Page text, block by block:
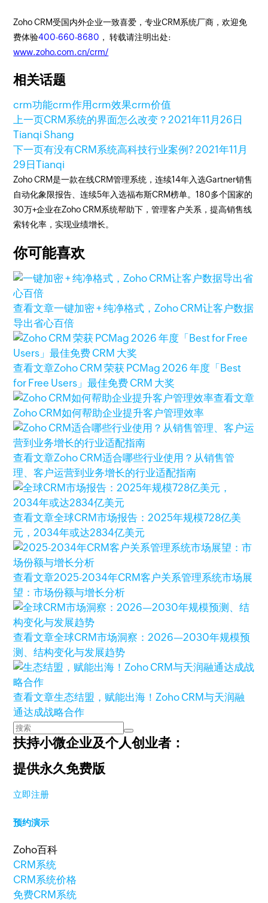
Zoho CRM受国内外企业一致喜爱，专业CRM系统厂商，欢迎免
费体验400-660-8680 ， 转载请注明出处:
www.zoho.com.cn/crm/
相关话题
crm功能crm作用crm效果crm价值
上一页CRM系统的界面怎么改变？2021年11月26日
Tianqi Shang
下一页有没有CRM系统高科技行业案例?2021年11月
29日Tianqi
Zoho CRM是一款在线CRM管理系统，连续14年入选Gartner销售
自动化象限报告、连续5年入选福布斯CRM榜单。180多个国家的
30万+企业在Zoho CRM系统帮助下，管理客户关系，提高销售线
索转化率，实现业绩增长。
你可能喜欢
查看文章一键加密 + 纯净格式，Zoho CRM让客户数据
导出省心百倍
查看文章Zoho CRM 荣获 PCMag 2026 年度「Best
for Free Users」最佳免费 CRM 大奖
查看文章
Zoho CRM如何帮助企业提升客户管理效率
查看文章Zoho CRM适合哪些行业使用？从销售管
理、客户运营到业务增长的行业适配指南
查看文章全球CRM市场报告：2025年规模728亿美
元，2034年或达2834亿美元
查看文章2025-2034年CRM客户关系管理系统市场展
望：市场份额与增长分析
查看文章全球CRM市场洞察：2026—2030年规模预
测、结构变化与发展趋势
查看文章生态结盟，赋能出海！Zoho CRM与天润融
通达成战略合作
扶持小微企业及个人创业者：
提供永久免费版
立即注册
预约演示
Zoho百科
CRM系统
CRM系统价格
免费CRM系统